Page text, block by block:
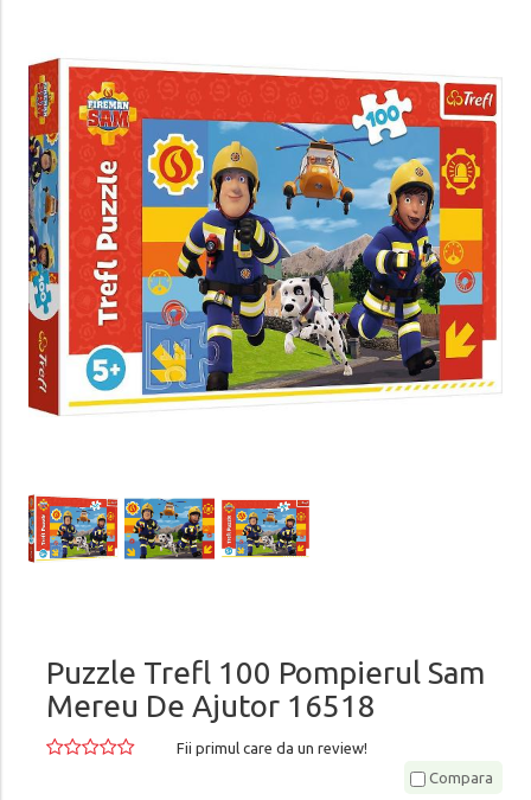
Puzzle Trefl 100 Pompierul Sam
Mereu De Ajutor 16518
Fii primul care da un review!
Compara